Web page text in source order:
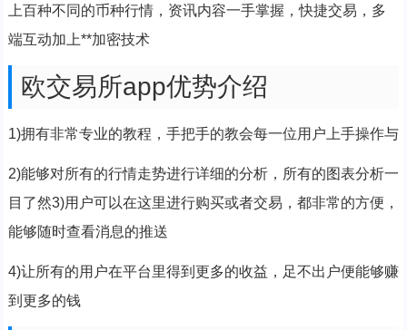
上百种不同的币种行情，资讯内容一手掌握，快捷交易，多
端互动加上**加密技术
欧交易所app优势介绍
1)拥有非常专业的教程，手把手的教会每一位用户上手操作与
2)能够对所有的行情走势进行详细的分析，所有的图表分析一
目了然3)用户可以在这里进行购买或者交易，都非常的方便，
能够随时查看消息的推送
4)让所有的用户在平台里得到更多的收益，足不出户便能够赚
到更多的钱